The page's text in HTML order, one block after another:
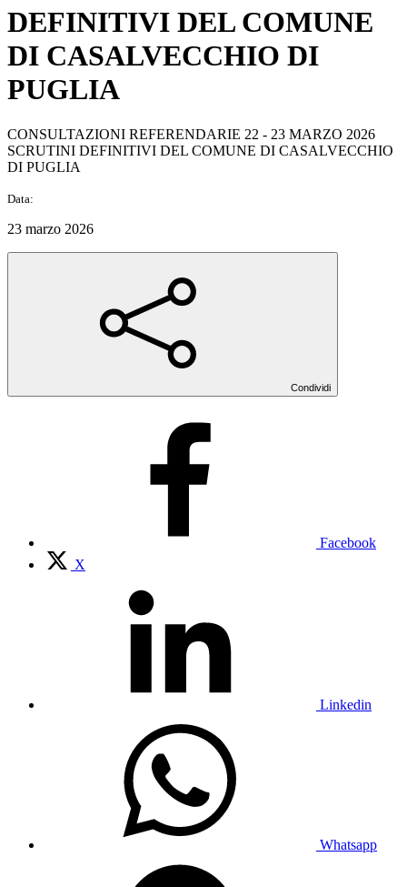
DEFINITIVI DEL COMUNE
DI CASALVECCHIO DI
PUGLIA
CONSULTAZIONI REFERENDARIE 22 - 23 MARZO 2026
SCRUTINI DEFINITIVI DEL COMUNE DI CASALVECCHIO
DI PUGLIA
Data:
23 marzo 2026
Condividi
Facebook
X
Linkedin
Whatsapp